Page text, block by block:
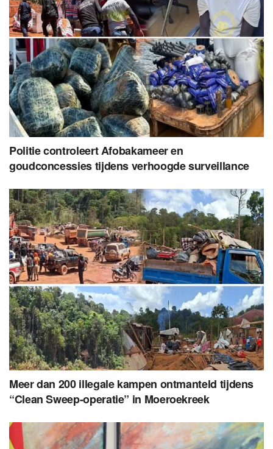
Politie controleert Afobakameer en
goudconcessies tijdens verhoogde surveillance
Meer dan 200 illegale kampen ontmanteld tijdens
“Clean Sweep-operatie” in Moeroekreek